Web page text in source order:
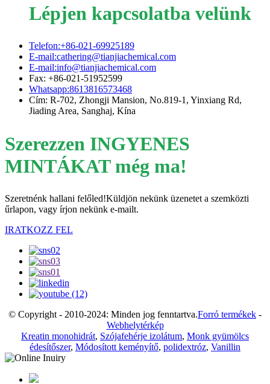
Lépjen kapcsolatba velünk
Telefon:+86-021-69925189
E-mail:cathering@tianjiachemical.com
E-mail:info@tianjiachemical.com
Fax: +86-021-51952599
Whatsapp:8613816573468
Cím: R-702, Zhongji Mansion, No.819-1, Yinxiang Rd,
Jiading Area, Sanghaj, Kína
Szerezzen INGYENES
MINTÁKAT még ma!
Szeretnénk hallani felőled!Küldjön nekünk üzenetet a szemközti
űrlapon, vagy írjon nekünk e-mailt.
IRATKOZZ FEL
© Copyright - 2010-2024: Minden jog fenntartva.Forró termékek -
Webhelytérkép
Kreatin monohidrát, Szójafehérje izolátum, Monk gyümölcs
édesítőszer, Módosított keményítő, polidextróz, Vanillin